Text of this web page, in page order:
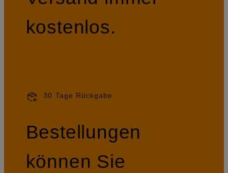
kostenlos.
30 Tage Rückgabe
Bestellungen
können Sie